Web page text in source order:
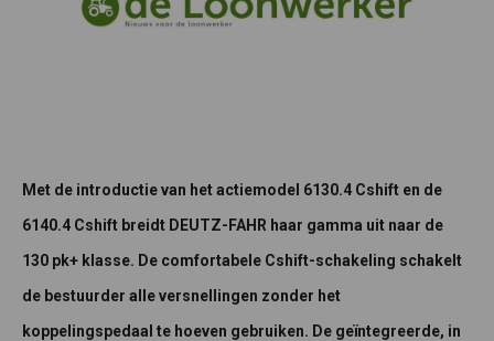
Met de introductie van het actiemodel 6130.4 Cshift en de
6140.4 Cshift breidt DEUTZ-FAHR haar gamma uit naar de
130 pk+ klasse. De comfortabele Cshift-schakeling schakelt
de bestuurder alle versnellingen zonder het
koppelingspedaal te hoeven gebruiken. De geïntegreerde, in